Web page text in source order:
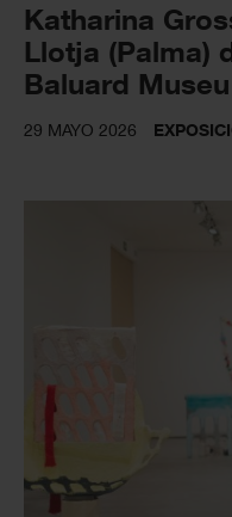
Katharina
Llotja (Palma)
Baluard Museu
29 MAYO 2026